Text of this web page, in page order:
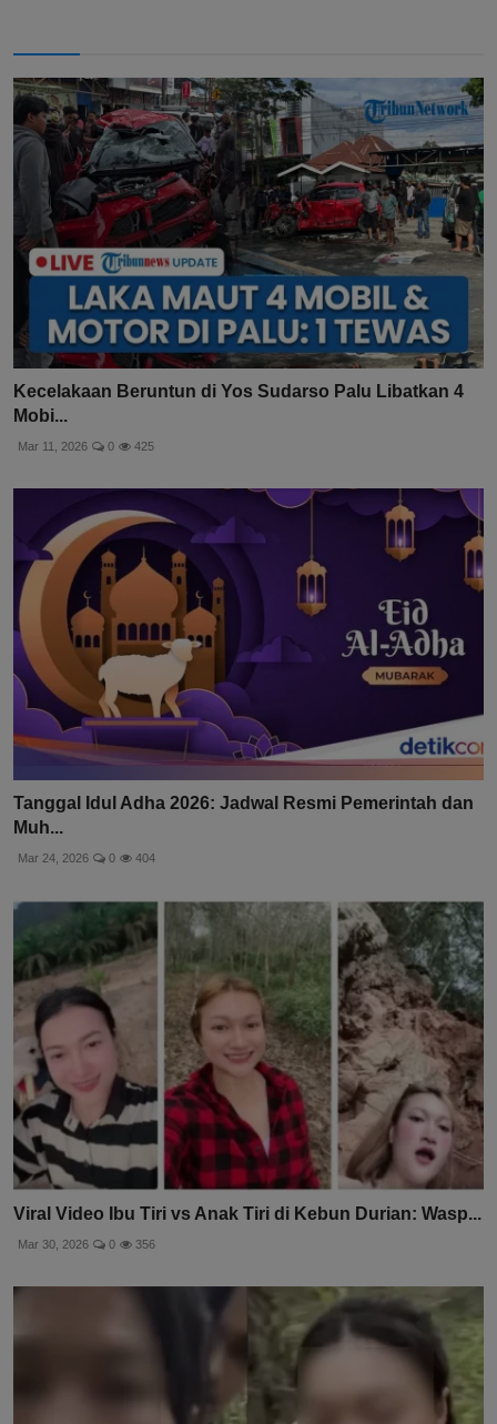
Kecelakaan Beruntun di Yos Sudarso Palu Libatkan 4
Mobi...
Mar 11, 2026 0 425
Tanggal Idul Adha 2026: Jadwal Resmi Pemerintah dan
Muh...
Mar 24, 2026 0 404
Viral Video Ibu Tiri vs Anak Tiri di Kebun Durian: Wasp...
Mar 30, 2026 0 356